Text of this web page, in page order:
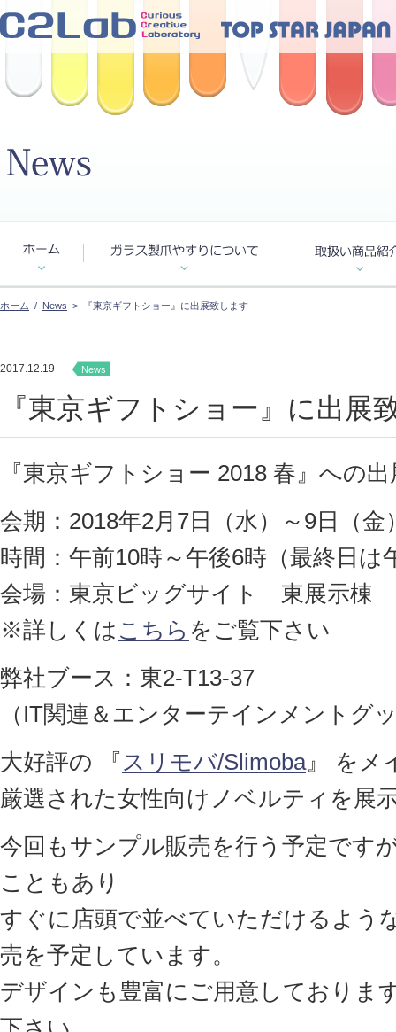
ホーム / News > 『東京ギフトショー』に出展致します
2017.12.19 News
『東京ギフトショー』に出展
『東京ギフトショー 2018 春』への
会期：2018年2月7日（水）～9日（金
時間：午前10時～午後6時（最終日は
会場：東京ビッグサイト 東展示棟
※詳しくは こちら をご覧下さい
弊社ブース：東2-T13-37
（IT関連＆エンターテインメントグ
大好評の 『 スリモバ/Slimoba』 をメ
厳選された女性向けノベルティを展
今回もサンプル販売を行う予定です
こともあり
すぐに店頭で並べていただけるよう
売を予定しています。
デザインも豊富にご用意しておりま